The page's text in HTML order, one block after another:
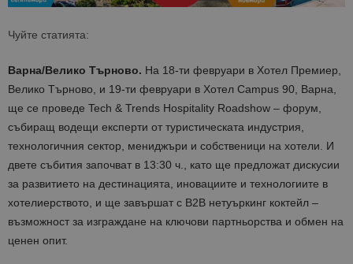
Чуйте статията:
Варна/Велико Търново. На 18-ти февруари в Хотел Премиер,
Велико Търново, и 19-ти февруари в Хотел Campus 90, Варна,
ще се проведе Tech & Trends Hospitality Roadshow – форум,
събиращ водещи експерти от туристическата индустрия,
технологичния сектор, мениджъри и собственици на хотели. И
двете събития започват в 13:30 ч., като ще предложат дискусии
за развитието на дестинацията, иновациите и технологиите в
хотелиерството, и ще завършат с B2B нетуъркинг коктейл –
възможност за изграждане на ключови партньорства и обмен на
ценен опит.